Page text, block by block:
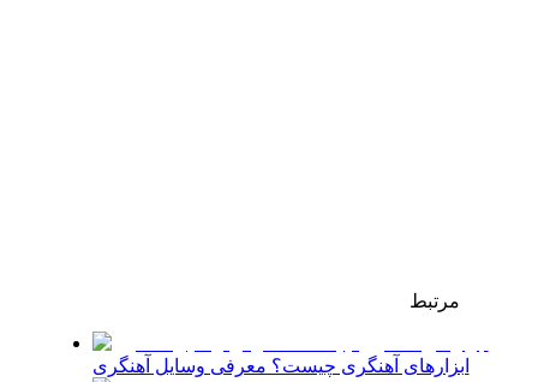
مرتبط
ابزارهای آهنگری چیست؟ معرفی وسایل آهنگری